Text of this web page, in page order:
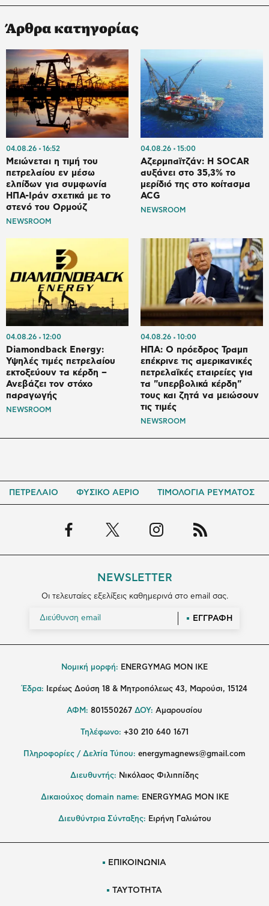
Άρθρα κατηγορίας
04.08.26 16:52
Μειώνεται η τιμή του
πετρελαίου εν μέσω
ελπίδων για συμφωνία
ΗΠΑ-Ιράν σχετικά με το
στενό του Ορμούζ
NEWSROOM
04.08.26 15:00
Αζερμπαϊτζάν: Η SOCAR
αυξάνει στο 35,3% το
μερίδιό της στο κοίτασμα
ACG
NEWSROOM
04.08.26 12:00
Diamondback Energy:
Υψηλές τιμές πετρελαίου
εκτοξεύουν τα κέρδη –
Ανεβάζει τον στόχο
παραγωγής
NEWSROOM
04.08.26 10:00
ΗΠΑ: Ο πρόεδρος Τραμπ
επέκρινε τις αμερικανικές
πετρελαϊκές εταιρείες για
τα "υπερβολικά κέρδη"
τους και ζητά να μειώσουν
τις τιμές
NEWSROOM
ΠΕΤΡΕΛΑΙΟ ΦΥΣΙΚΟ ΑΕΡΙΟ ΤΙΜΟΛΟΓΙΑ ΡΕΥΜΑΤΟΣ
NEWSLETTER
Οι τελευταίες εξελίξεις καθημερινά στο email σας.
ΕΓΓΡΑΦΗ
Νομική μορφή: ENERGYMAG MON IKE
Έδρα: Ιερέως Δούση 18 & Μητροπόλεως 43, Μαρούσι, 15124
ΑΦΜ: 801550267 ΔΟΥ: Αμαρουσίου
Τηλέφωνο: +30 210 640 1671
Πληροφορίες / Δελτία Τύπου: energymagnews@gmail.com
Διευθυντής: Νικόλαος Φιλιππίδης
Δικαιούχος domain name: ENERGYMAG ΜΟΝ ΙΚΕ
Διευθύντρια Σύνταξης: Ειρήνη Γαλιώτου
ΕΠΙΚΟΙΝΩΝΙΑ
ΤΑΥΤΟΤΗΤΑ